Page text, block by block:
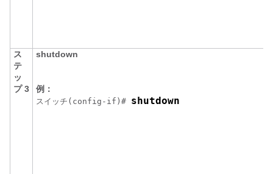
ス
テ
ッ
プ 3
shutdown
例：
スイッチ (config-if)# shutdown